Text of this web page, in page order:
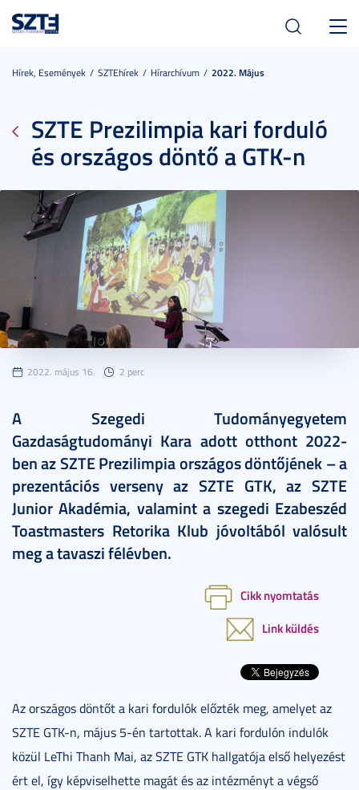
Hírek, Események SZTEhírek Hírarchívum 2022. Május
SZTE Prezilimpia kari forduló
és országos döntő a GTK-n
2022. május 16. 2 perc
A Szegedi Tudományegyetem
Gazdaságtudományi Kara adott otthont 2022-
ben az SZTE Prezilimpia országos döntőjének – a
prezentációs verseny az SZTE GTK, az SZTE
Junior Akadémia, valamint a szegedi Ezabeszéd
Toastmasters Retorika Klub jóvoltából valósult
meg a tavaszi félévben.
Cikk nyomtatás
Link küldés
Az országos döntőt a kari fordulók előzték meg, amelyet az
SZTE GTK-n, május 5-én tartottak. A kari fordulón indulók
közül LeThi Thanh Mai, az SZTE GTK hallgatója első helyezést
ért el, így képviselhette magát és az intézményt a végső